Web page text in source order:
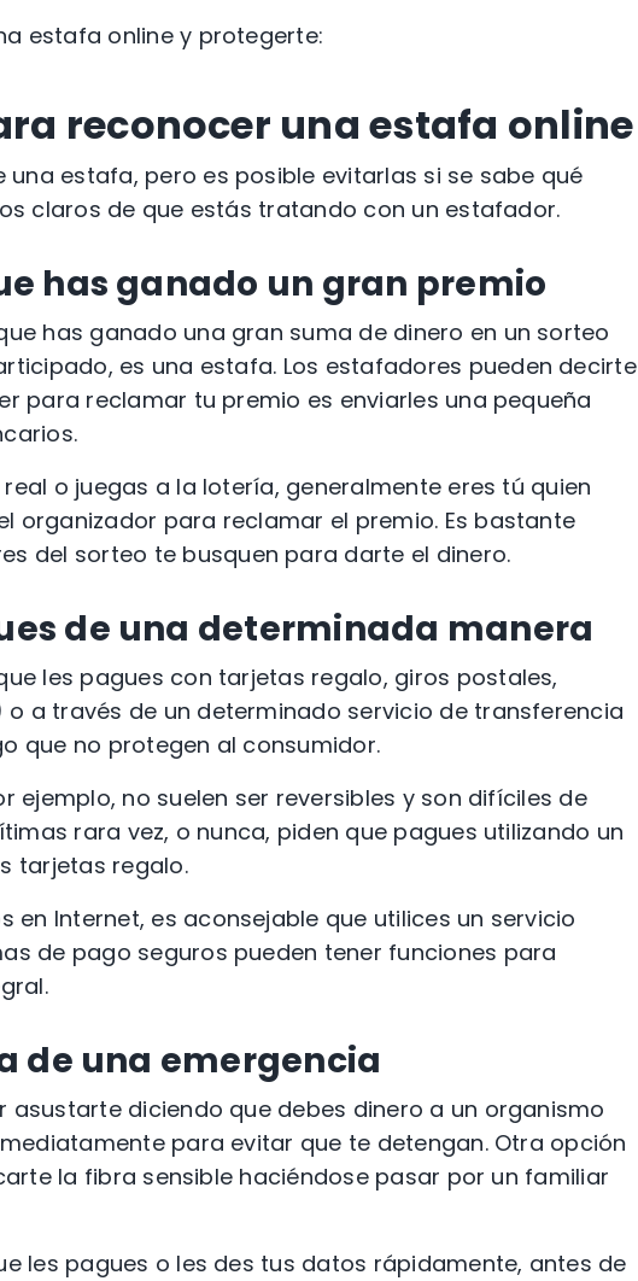
estafa online y protegerte:
reconocer unaestafa online
una estafa, pero es posible evitarlas si se sabe qué
claros de que estás tratando con un estafador.
has ganado un gran premio
has ganado una gran suma de dinero en un sorteo
es una estafa. Los estafadores pueden decirte
para reclamar tu premio es enviarles una pequeña
o juegas a la lotería, generalmente eres tú quien
organizador para reclamar el premio. Es bastante
del sorteo te busquen para darte el dinero.
de una determinada manera
les pagues con tarjetas regalo, giros postales,
o a través de un determinado servicio de transferencia
que no protegen al consumidor.
ejemplo, no suelen ser reversibles y son difíciles de
rara vez, o nunca, piden que pagues utilizando un
tarjetas regalo.
en Internet, es aconsejable que utilices un servicio
de pago seguros pueden tener funciones para
de una emergencia
asustarte diciendo que debes dinero a un organismo
para evitar que te detengan. Otra opción
la fibra sensible haciéndose pasar por un familiar
les pagues o les des tus datos rápidamente, antes de